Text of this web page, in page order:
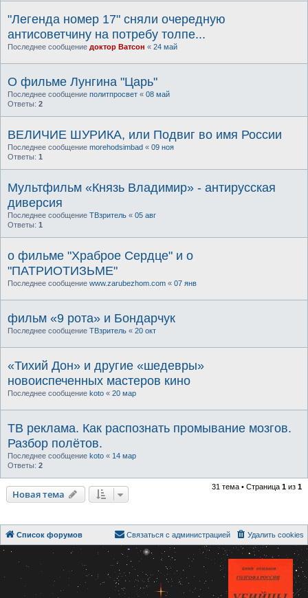
"Легенда номер 17" сняли очередную
антисоветчину на потребу толпе...
Последнее сообщение доктор Ватсон « 24 май
О фильме Лунгина "Царь"
Последнее сообщение политпросвет « 08 май
Ответы: 2
ВЕЛИЧИЕ ШУРИКА, или Подвиг во имя России
Последнее сообщение morehodsimbad « 09 ноя
Ответы: 1
Мультфильм «Князь Владимир» - антирусская
диверсия
Последнее сообщение ТВзритель « 05 авг
Ответы: 1
о фильме "Храброе Сердце" и о
"ПАТРИОТИЗЬМЕ"
Последнее сообщение www.zarubezhom.com « 07 янв
фильм «9 рота» и Бондарчук
Последнее сообщение ТВзритель « 20 окт
«Тихий Дон» и другие «шедевры»
новоиспеченных мастеров кино
Последнее сообщение koto « 20 мар
ТВ реклама. Как распознать промывание мозгов.
Разбор полётов.
Последнее сообщение koto « 14 мар
Ответы: 2
Новая тема
31 тема • Страница 1 из 1
Список форумов Удалить cookies
Связаться с администрацией